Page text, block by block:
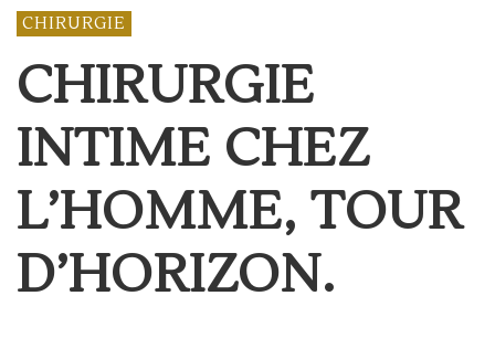
CHIRURGIE
CHIRURGIE
INTIME CHEZ
L’HOMME, TOUR
D’HORIZON.